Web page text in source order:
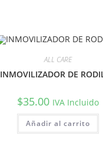
ALL CARE
INMOVILIZADOR DE
$35.00 IVA Incluido
Añadir al carrito